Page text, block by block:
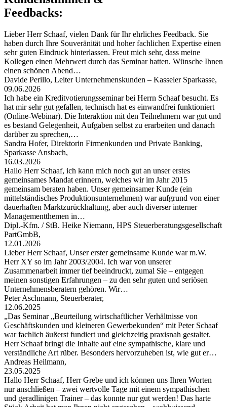
Feedbacks:
Lieber Herr Schaaf, vielen Dank für Ihr ehrliches Feedback. Sie
haben durch Ihre Souveränität und hoher fachlichen Expertise einen
sehr guten Eindruck hinterlassen. Freut mich sehr, dass meine
Kollegen einen Mehrwert durch das Seminar hatten. Wünsche Ihnen
einen schönen Abend…
Davide Perillo, Leiter Unternehmenskunden – Kasseler Sparkasse,
09.06.2026
Ich habe ein Kreditvotierungsseminar bei Herrn Schaaf besucht. Es
hat mir sehr gut gefallen, technisch hat es einwandfrei funktioniert
(Online-Webinar). Die Interaktion mit den Teilnehmern war gut und
es bestand Gelegenheit, Aufgaben selbst zu erarbeiten und danach
darüber zu sprechen,…
Sandra Hofer, Direktorin Firmenkunden und Private Banking,
Sparkasse Ansbach,
16.03.2026
Hallo Herr Schaaf, ich kann mich noch gut an unser erstes
gemeinsames Mandat erinnern, welches wir im Jahr 2015
gemeinsam beraten haben. Unser gemeinsamer Kunde (ein
mittelständisches Produktionsunternehmen) war aufgrund von einer
dauerhaften Marktzurückhaltung, aber auch diverser interner
Managementthemen in…
Dipl.-Kfm. / StB. Heike Niemann, HPS Steuerberatungsgesellschaft
PartGmbB,
12.01.2026
Lieber Herr Schaaf, Unser erster gemeinsame Kunde war m.W.
Herr XY so im Jahr 2003/2004. Ich war von unserer
Zusammenarbeit immer tief beeindruckt, zumal Sie – entgegen
meinen sonstigen Erfahrungen – zu den sehr guten und seriösen
Unternehmensberatern gehören. Wir…
Peter Aschmann, Steuerberater,
12.06.2025
„Das Seminar „Beurteilung wirtschaftlicher Verhältnisse von
Geschäftskunden und kleineren Gewerbekunden“ mit Peter Schaaf
war fachlich äußerst fundiert und gleichzeitig praxisnah gestaltet.
Herr Schaaf bringt die Inhalte auf eine sympathische, klare und
verständliche Art rüber. Besonders hervorzuheben ist, wie gut er…
Andreas Heilmann,
23.05.2025
Hallo Herr Schaaf, Herr Grebe und ich können uns Ihren Worten
nur anschließen – zwei wertvolle Tage mit einem sympathischen
und geradlinigen Trainer – das konnte nur gut werden! Das harte